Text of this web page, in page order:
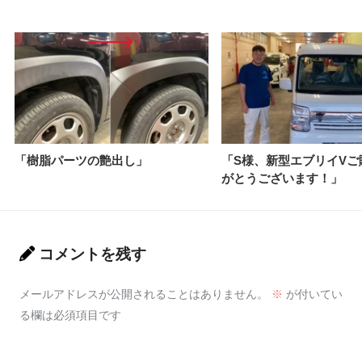
「樹脂パーツの艶出し」
「S様、新型エブリイV
がとうございます！」
コメントを残す
メールアドレスが公開されることはありません。 ※ が付いてい
る欄は必須項目です